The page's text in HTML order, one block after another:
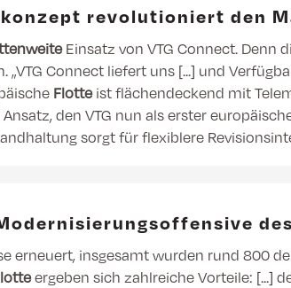
revolutioniert den
Einsatz von VTG Connect. Denn
„VTG Connect liefert uns [...] und
Flotteist flächendeckend mit
den VTG nun als erster
sorgt für flexiblere
erneuert, insgesamt wurden rund 800
ergeben sich zahlreiche Vorteile: [...]